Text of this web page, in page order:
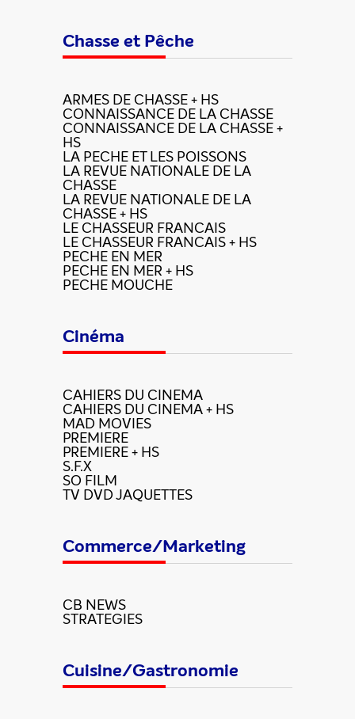
Chasse et Pêche
ARMES DE CHASSE + HS
CONNAISSANCE DE LA CHASSE
CONNAISSANCE DE LA CHASSE +
HS
LA PECHE ET LES POISSONS
LA REVUE NATIONALE DE LA
CHASSE
LA REVUE NATIONALE DE LA
CHASSE + HS
LE CHASSEUR FRANCAIS
LE CHASSEUR FRANCAIS + HS
PECHE EN MER
PECHE EN MER + HS
PECHE MOUCHE
Cinéma
CAHIERS DU CINEMA
CAHIERS DU CINEMA + HS
MAD MOVIES
PREMIERE
PREMIERE + HS
S.F.X
SO FILM
TV DVD JAQUETTES
Commerce/Marketing
CB NEWS
STRATEGIES
Cuisine/Gastronomie